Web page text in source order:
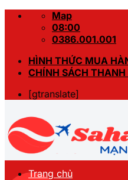
Skip
Map
08:00
0386.001.001
HÌNH THỨC MUA
CHÍNH SÁCH THANH
[gtranslate]
Trang chủ